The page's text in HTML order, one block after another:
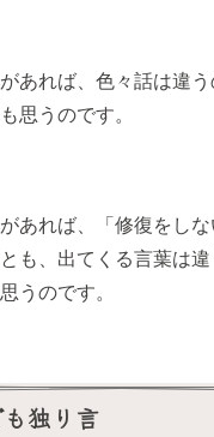
あれば、色々話は違
思うのです。
あれば、「修復をし
も、出てくる言葉は
うのです。
独り言